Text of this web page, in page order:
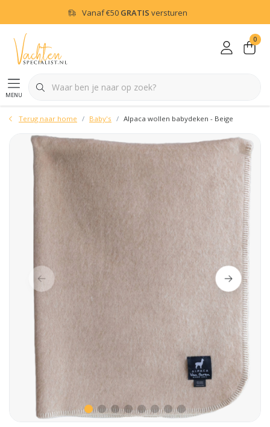
Vanaf€50 GRATIS versturen
menu
0
Terug naar home Baby's Alpaca wollen babydeken - Beige